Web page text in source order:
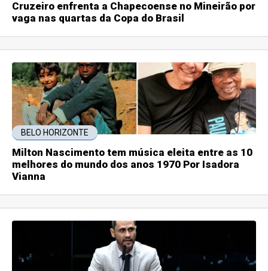
Cruzeiro enfrenta a Chapecoense no Mineirão por
vaga nas quartas da Copa do Brasil
BELO HORIZONTE
Milton Nascimento tem música eleita entre as 10
melhores do mundo dos anos 1970 Por Isadora
Vianna